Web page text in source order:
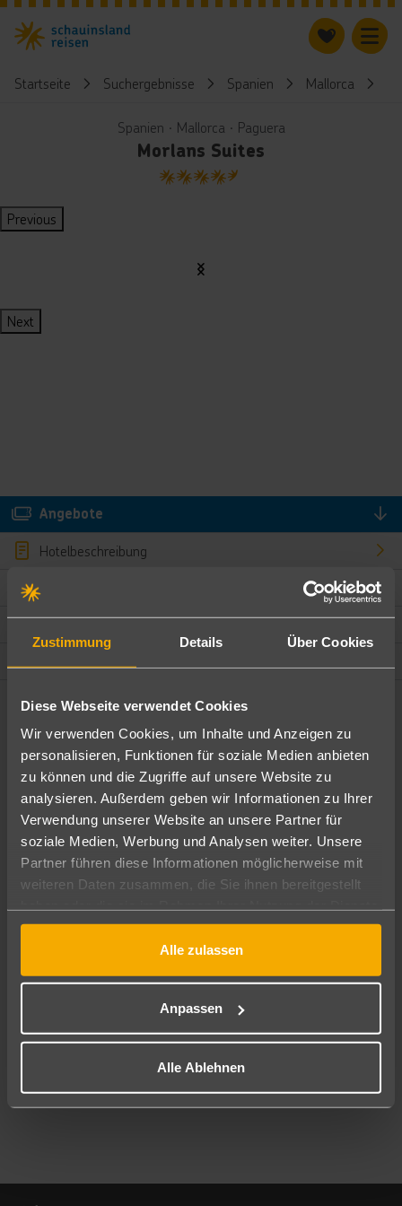
Zustimmung Details Über Cookies
Diese Webseite verwendet Cookies
Wir verwenden Cookies, um Inhalte und Anzeigen zu
personalisieren, Funktionen für soziale Medien anbieten
zu können und die Zugriffe auf unsere Website zu
analysieren. Außerdem geben wir Informationen zu Ihrer
Verwendung unserer Website an unsere Partner für
soziale Medien, Werbung und Analysen weiter. Unsere
Partner führen diese Informationen möglicherweise mit
weiteren Daten zusammen, die Sie ihnen bereitgestellt
gesammelt haben.
Alle zulassen
Anpassen
Alle Ablehnen
Startseite Suchergebnisse Spanien Mallorca
Spanien ∙ Mallorca ∙ Paguera
Morlans Suites
4.5
Previous
Next
Angebote
Hotelbeschreibung
Bewertungen
Ändere die Kriterien nach deinen Wünschen
Pauschal Nur Hotel
Abflughafen
Alle Abflughäfen
12.08.26–10.08.27 7-21 Nächte
Mehr Filter anzeigen